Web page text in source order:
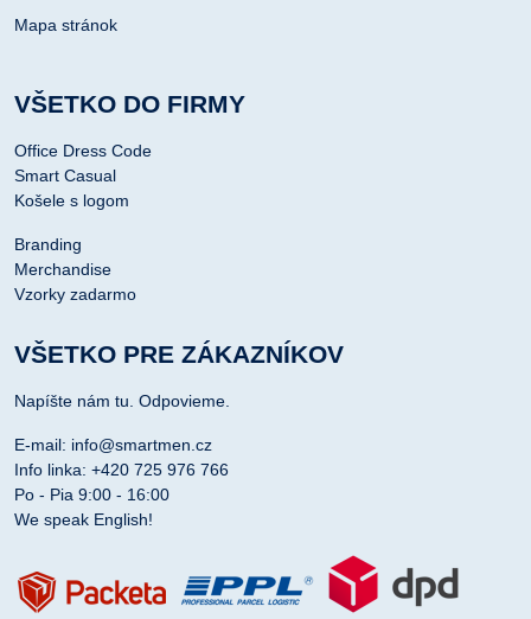
Mapa stránok
VŠETKO DO FIRMY
Office Dress Code
Smart Casual
Košele s logom
Branding
Merchandise
Vzorky zadarmo
VŠETKO PRE ZÁKAZNÍKOV
Napíšte nám tu. Odpovieme.
E-mail: info@smartmen.cz
Info linka: +420 725 976 766
Po - Pia 9:00 - 16:00
We speak English!